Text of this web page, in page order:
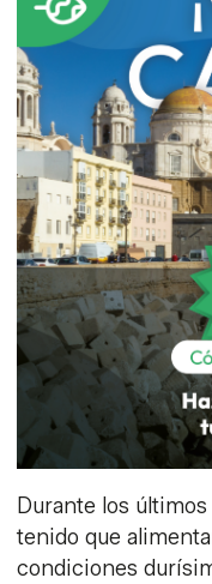
Durante los
tenido que
condiciones